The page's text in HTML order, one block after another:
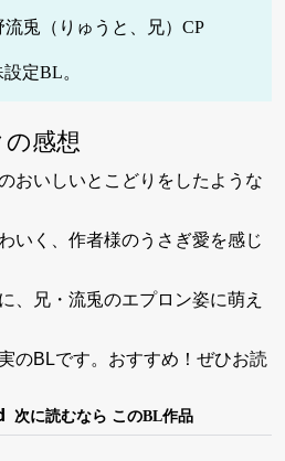
兎（りゅうと、兄）CP
定BL。
感想
おいしいとこどりをしたような
いく、作者様のうさぎ愛を感じ
、兄・流兎のエプロン姿に萌え
のBLです。おすすめ！ぜひお読
次に読むなら このBL作品